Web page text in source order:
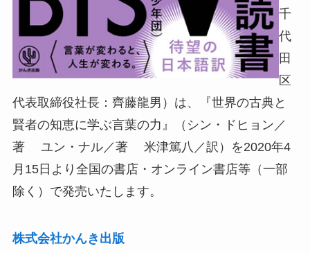
千
代
田
区
代表取締役社長：齊藤龍男）は、『世界の古典と
賢者の知恵に学ぶ言葉の力』（シン・ドヒョン／
著 ユン・ナル／著 米津篤八／訳）を2020年4
月15日より全国の書店・オンライン書店等（一部
除く）で発売いたします。
株式会社かんき出版